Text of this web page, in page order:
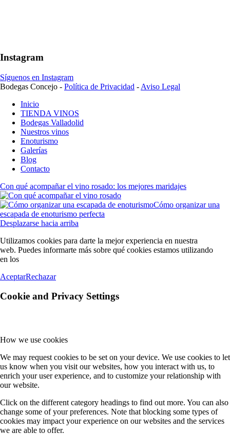
Instagram
Síguenos en Instagram
Bodegas Concejo - Política de Privacidad - Aviso Legal
Inicio
TIENDA VINOS
Bodegas Valladolid
Nuestros vinos
Enoturismo
Galerías
Blog
Contacto
Con qué acompañar el vino rosado: los mejores maridajes
Cómo organizar una
escapada de enoturismo perfecta
Desplazarse hacia arriba
Utilizamos cookies para darte la mejor experiencia en nuestra
web. Puedes informarte más sobre qué cookies estamos utilizando
en los
AceptarRechazar
Cookie and Privacy Settings
How we use cookies
We may request cookies to be set on your device. We use cookies to let
us know when you visit our websites, how you interact with us, to
enrich your user experience, and to customize your relationship with
our website.
Click on the different category headings to find out more. You can also
change some of your preferences. Note that blocking some types of
cookies may impact your experience on our websites and the services
we are able to offer.